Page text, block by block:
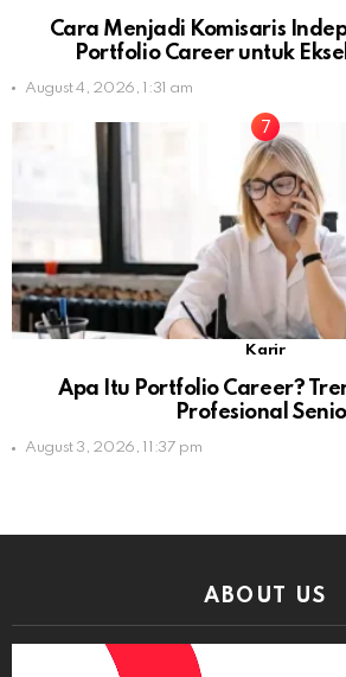
Cara Menjadi Komisaris
Portfolio Career untuk
August 4, 2026, 1:31 am
Karir
Apa Itu Portfolio Career?
Profesional
August 3, 2026, 11:37 pm
ABOUT US